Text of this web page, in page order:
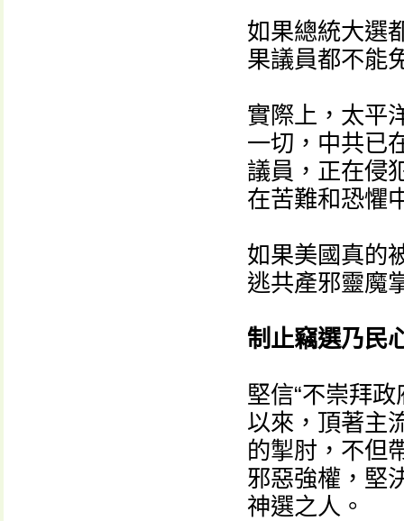
如果總統大選
果議員都不能
實際上，太平
一切，中共已
議員，正在侵
在苦難和恐懼
如果美國真的
逃共產邪靈魔
制止竊選乃民
堅信“不崇拜
以來，頂著主
的掣肘，不但
邪惡強權，堅
神選之人。